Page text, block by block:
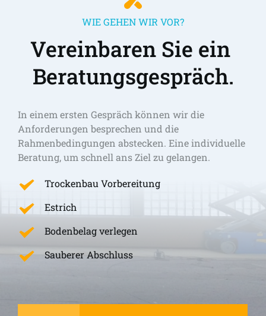
WIE GEHEN WIR VOR?
Vereinbaren Sie ein
Beratungsgespräch.
In einem ersten Gespräch können wir die
Anforderungen besprechen und die
Rahmenbedingungen abstecken. Eine individuelle
Beratung, um schnell ans Ziel zu gelangen.
Trockenbau Vorbereitung
Estrich
Bodenbelag verlegen
Sauberer Abschluss